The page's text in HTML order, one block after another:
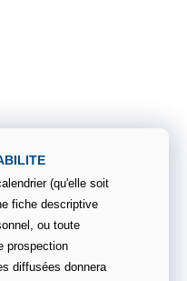
(qu'elle soit
fiche descriptive
ou toute
prospection
diffusées donnera